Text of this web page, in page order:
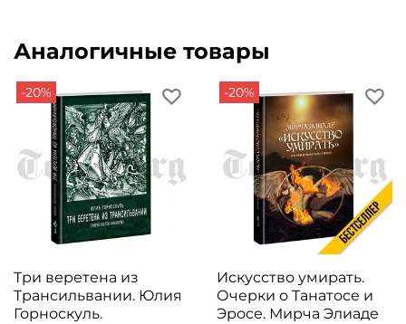
Аналогичные товары
-20%
Три веретена из
Трансильвании. Юлия
Горноскуль.
-20%
Искусство умирать.
Очерки о Танатосе и
Эросе. Мирча Элиаде